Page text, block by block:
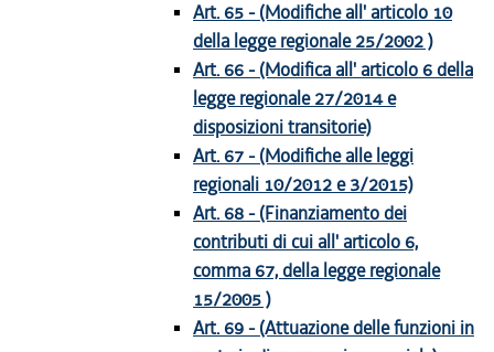
Art. 65 - (Modifiche all' articolo 10
della legge regionale 25/2002 )
Art. 66 - (Modifica all' articolo 6 della
legge regionale 27/2014 e
disposizioni transitorie)
Art. 67 - (Modifiche alle leggi
regionali 10/2012 e 3/2015)
Art. 68 - (Finanziamento dei
contributi di cui all' articolo 6,
comma 67, della legge regionale
15/2005 )
Art. 69 - (Attuazione delle funzioni in